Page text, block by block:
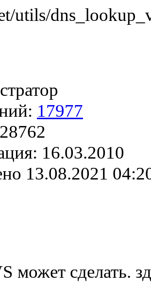
utils/
17977
28762
16.03.2010
13.08.2021
может сделать.